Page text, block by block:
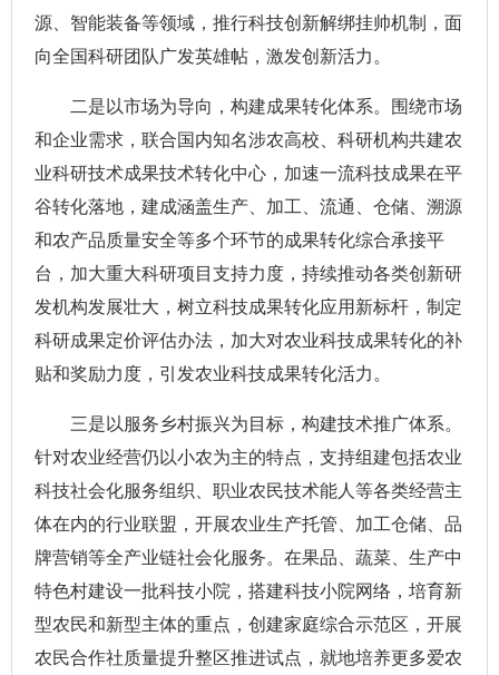
源、智能装备等领域，推行科技创新解绑挂帅机制，面
向全国科研团队广发英雄帖，激发创新活力。
二是以市场为导向，构建成果转化体系。围绕市场
和企业需求，联合国内知名涉农高校、科研机构共建农
业科研技术成果技术转化中心，加速一流科技成果在平
谷转化落地，建成涵盖生产、加工、流通、仓储、溯源
和农产品质量安全等多个环节的成果转化综合承接平
台，加大重大科研项目支持力度，持续推动各类创新研
发机构发展壮大，树立科技成果转化应用新标杆，制定
科研成果定价评估办法，加大对农业科技成果转化的补
贴和奖励力度，引发农业科技成果转化活力。
三是以服务乡村振兴为目标，构建技术推广体系。
针对农业经营仍以小农为主的特点，支持组建包括农业
科技社会化服务组织、职业农民技术能人等各类经营主
体在内的行业联盟，开展农业生产托管、加工仓储、品
牌营销等全产业链社会化服务。在果品、蔬菜、生产中
特色村建设一批科技小院，搭建科技小院网络，培育新
型农民和新型主体的重点，创建家庭综合示范区，开展
农民合作社质量提升整区推进试点，就地培养更多爱农